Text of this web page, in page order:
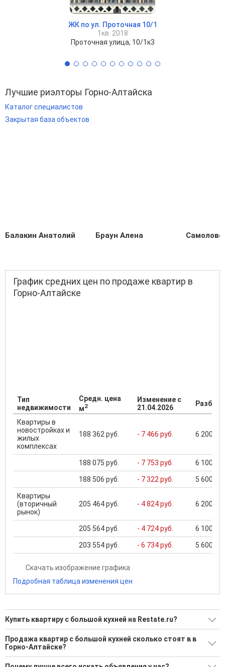
ЖК по ул. Проточная 10/1
1кв. 2018
Проточная улица, 10/1к3
Лучшие риэлторы Горно-Алтайска
Каталог специалистов
Закрытая база объектов
Балакин Анатолий Браун Алена
График средних цен по продаже квартир в
Горно-Алтайске
Тип
недвижимости
Средн. цена
м2
Изменение с
21.04.2026
Квартиры в
новостройках и
жилых
комплексах
188 362 руб. - 7 466 руб. 6 200
188 075 руб. - 7 753 руб. 6 100
188 506 руб. - 7 322 руб. 5 600
Квартиры
(вторичный
рынок)
205 464 руб. - 4 824 руб. 6 200
205 564 руб. - 4 724 руб. 6 100
203 554 руб. - 6 734 руб. 5 600
Скачать изображение графика
Подробная таблица изменения цен
Купить квартиру с большой кухней на Restate.ru?
Ищите, как Купить квартиру с большой кухней?
56 актуальных и проверенных объявлений
Продажа квартир с большой кухней сколько стоят в в
Горно-Алтайске?
Минимальная цена: 6 550 000 Р. Максимальная цена: 24 000